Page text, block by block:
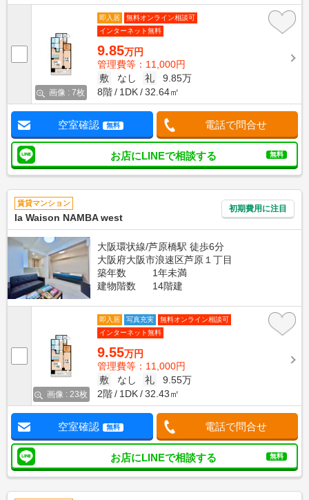
画像 : 7枚
即入居
無料オンライン相談可
インターネット無料
9.85万円
管理費等：11,000円
敷
なし 礼
9.85万
8階
1DK 32.64㎡
空室確認 無料 電話で問合せ
お店にLINEで相談する 無料
賃貸マンション
la Waison NAMBA west
初期費用に注目
大阪環状線/芦原橋駅 徒歩6分
大阪府大阪市浪速区芦原１丁目
築年数
1年未満
建物階数
14階建
画像 : 23枚
即入居 写真充実
無料オンライン相談可
インターネット無料
9.55万円
管理費等：11,000円
敷
なし 礼
9.55万
2階
1DK 32.43㎡
空室確認 無料 電話で問合せ
お店にLINEで相談する 無料